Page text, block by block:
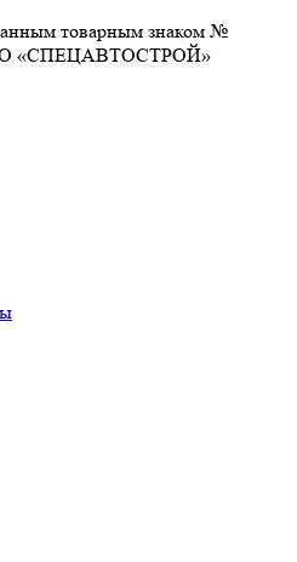
товарным знаком №
«СПЕЦАВТОСТРОЙ»